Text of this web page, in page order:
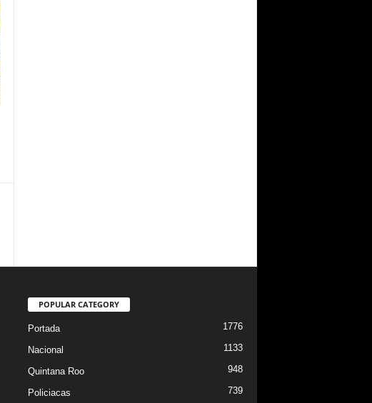
POPULAR CATEGORY
Portada 1776
Nacional 1133
Quintana Roo 948
Policiacas 739